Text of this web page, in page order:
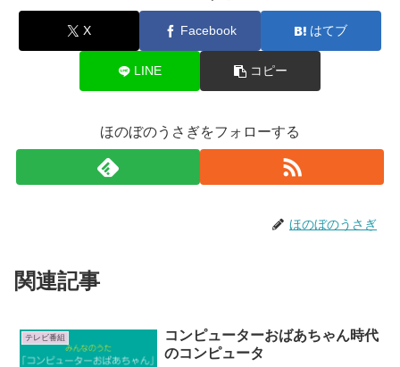
X Facebook はてブ
LINE コピー
ほのぼのうさぎをフォローする
ほのぼのうさぎ
関連記事
テレビ番組
コンピューターおばあちゃん時代
のコンピュータ